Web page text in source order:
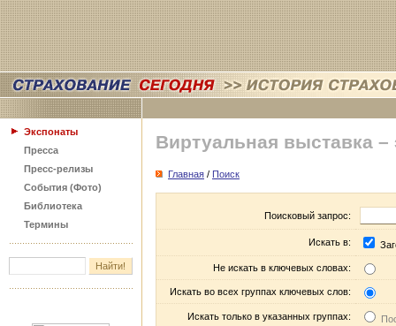
Экспонаты
Пресса
Пресс-релизы
События (Фото)
Библиотека
Термины
Виртуальная выставка –
Главная / Поиск
Поисковый запрос:
Искать в:
Не искать в ключевых словах:
Искать во всех группах ключевых слов:
Искать только в указанных группах: